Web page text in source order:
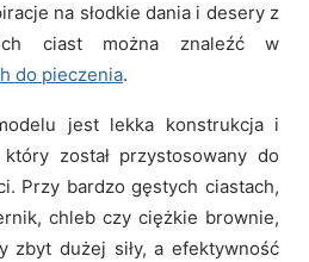
na słodkie dania i desery z
ciast można znaleźć w
do pieczenia.
jest lekka konstrukcja i
został przystosowany do
Przy bardzo gęstych ciastach,
chleb czy ciężkie brownie,
zbyt dużej siły, a efektywność